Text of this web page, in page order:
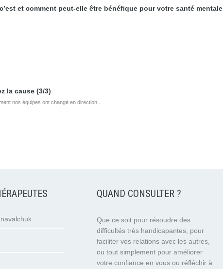
et comment peut-elle être bénéfique pour votre santé mentale
la cause (3/3)
nos équipes ont changé en direction...
QUAND CONSULTER ?
Que ce soit pour résoudre des
difficultés très handicapantes, pour
faciliter vos relations avec les autres,
ou tout simplement pour améliorer
votre confiance en vous ou réfléchir à